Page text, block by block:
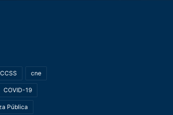
CCSS cne
COVID-19
Pública